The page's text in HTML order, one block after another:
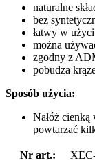
naturalne
bez
łatwy w
można
zgodny z
pobudza
Sposób użycia:
Nałóż cienką
powtarzać
Nr art.: